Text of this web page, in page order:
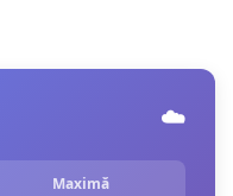
☁️
Maximă